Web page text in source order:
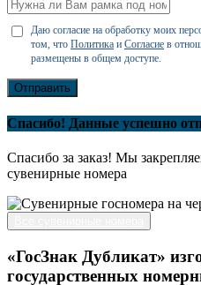
Даю согласие на обработку моих
том, что Политика и Согласие в
размещены в общем доступе.
Отправить
Спасибо! Данные успешно
Спасибо за заказ! Мы
сувенирные номера
«ГосЗнак Дубликат»
государственных